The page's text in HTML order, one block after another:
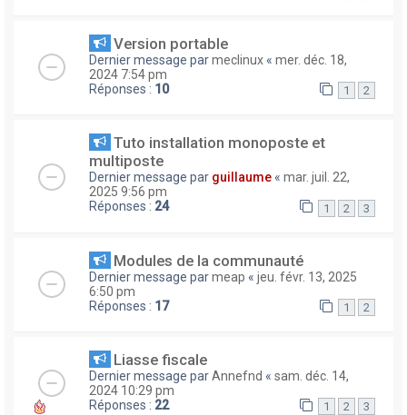
Version portable
Dernier message parmeclinux « mer. déc. 18,
2024 7:54 pm
Réponses : 10 1 2
Tuto installation monoposte et
multiposte
Dernier message par guillaume « mar. juil. 22,
2025 9:56 pm
Réponses : 24 1 2 3
Modules de la communauté
Dernier message parmeap « jeu. févr. 13, 2025
6:50 pm
Réponses : 17 1 2
Liasse fiscale
Dernier message parAnnefnd « sam. déc. 14,
2024 10:29 pm
Réponses : 22 1 2 3